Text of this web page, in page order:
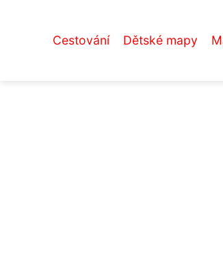
Cestování Dětské mapy